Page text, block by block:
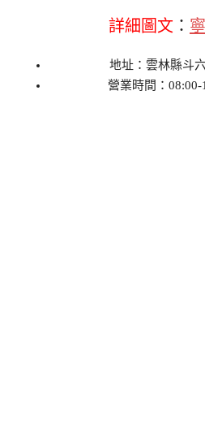
詳細圖文 ：
地址：雲林縣斗
營業時間：